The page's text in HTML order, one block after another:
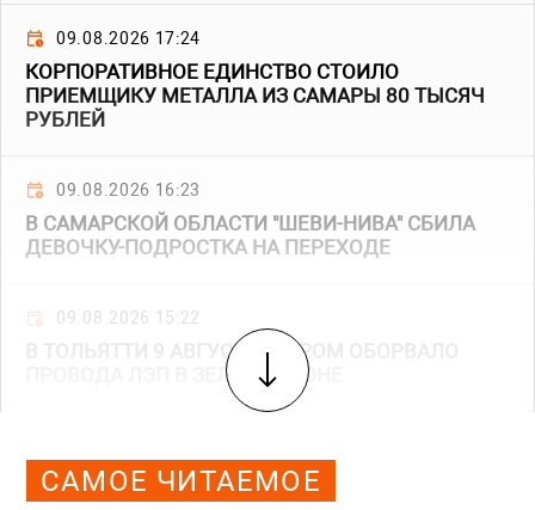
09.08.2026 17:24
КОРПОРАТИВНОЕ ЕДИНСТВО СТОИЛО
ПРИЕМЩИКУ МЕТАЛЛА ИЗ САМАРЫ 80 ТЫСЯЧ
РУБЛЕЙ
09.08.2026 16:23
В САМАРСКОЙ ОБЛАСТИ "ШЕВИ-НИВА" СБИЛА
ДЕВОЧКУ-ПОДРОСТКА НА ПЕРЕХОДЕ
09.08.2026 15:22
В ТОЛЬЯТТИ 9 АВГУСТА ВЕТРОМ ОБОРВАЛО
ПРОВОДА ЛЭП В ЗЕЛЕНОЙ ЗОНЕ
САМОЕ ЧИТАЕМОЕ